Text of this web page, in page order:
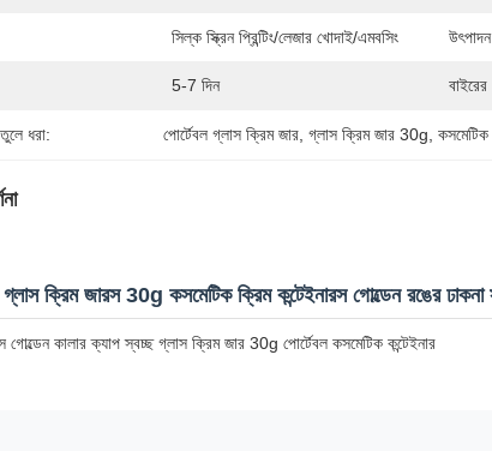
সিল্ক স্ক্রিন প্রিন্টিং/লেজার খোদাই/এমবসিং
5-7 দিন
ধরা: পোর্টেবল গ্লাস ক্রিম জার , গ্লাস ক্রিম জার 30g , কসমেটিক
গ্লাস ক্রিম জারস 30g কসমেটিক ক্রিম কন্টেইনারস গোল্ডেন রঙের
গোল্ডেন কালার ক্যাপ স্বচ্ছ গ্লাস ক্রিম জার 30g পোর্টেবল কসমেটিক কন্টেইনার